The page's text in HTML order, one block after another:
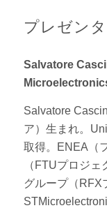
プレゼンタ
Salvatore
Salvatore
ア）生まれ。
取得。ENEA（
（FTUプロジ
グループ（RFX